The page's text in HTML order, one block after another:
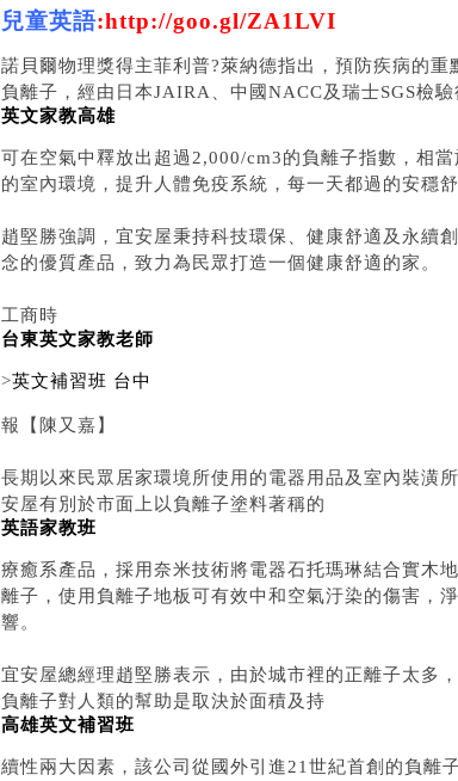
兒童英語:http://goo.gl/ZA1LVI
諾貝爾物理獎得主菲利普?萊納德指出，預防疾病的
負離子，經由日本JAIRA、中國NACC及瑞士SGS檢
英文家教高雄
可在空氣中釋放出超過2,000/cm3的負離子指數，相
的室內環境，提升人體免疫系統，每一天都過的安穩
趙堅勝強調，宜安屋秉持科技環保、健康舒適及永續
念的優質產品，致力為民眾打造一個健康舒適的家。
工商時
台東英文家教老師
>英文補習班 台中
報【陳又嘉】
長期以來民眾居家環境所使用的電器用品及室內裝潢
安屋有別於市面上以負離子塗料著稱的
英語家教班
療癒系產品，採用奈米技術將電器石托瑪琳結合實木
離子，使用負離子地板可有效中和空氣汙染的傷害，
響。
宜安屋總經理趙堅勝表示，由於城市裡的正離子太多
負離子對人類的幫助是取決於面積及持
高雄英文補習班
續性兩大因素，該公司從國外引進21世紀首創的負離